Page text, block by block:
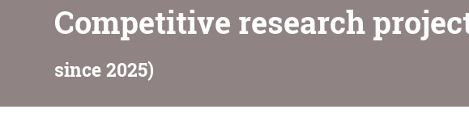
Competitive research
since 2025)